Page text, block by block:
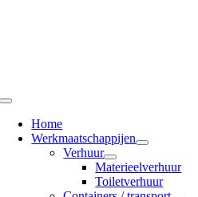
Toggle
NavigationHome
Werkmaatschappijen
Verhuur
Materieelverhuur
Toiletverhuur